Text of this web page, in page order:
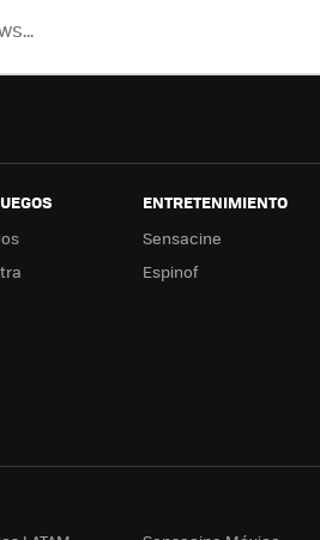
ENTRETENIMIENTO
Sensacine
Espinof